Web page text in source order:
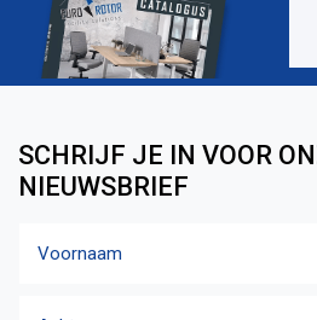
SCHRIJF JE IN VOOR
NIEUWSBRIEF